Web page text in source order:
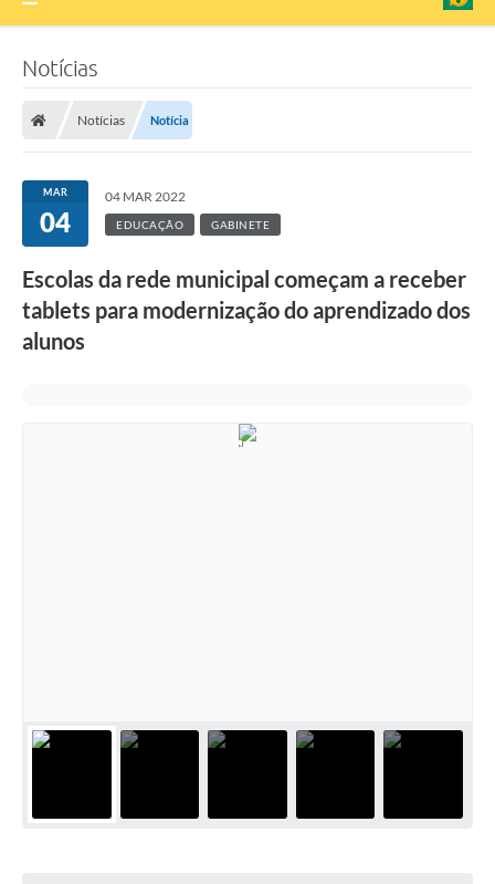
Notícias
Notícias Notícia
MAR
04
04 MAR 2022
EDUCAÇÃO GABINETE
Escolas da rede municipal começam a receber
tablets para modernização do aprendizado dos
alunos